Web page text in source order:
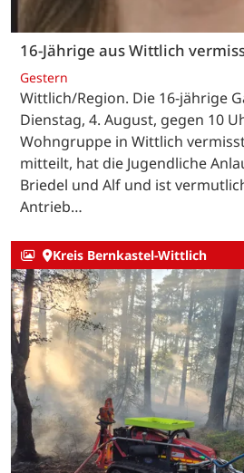
16-Jährige aus Wittlich
Gestern
Wittlich/Region. Die 16-jährige
Dienstag, 4. August, gegen 10
Wohngruppe in Wittlich
mitteilt, hat die Jugendliche
Briedel und Alf und ist
Antrieb…
Kreis Bernkastel-Wittlich